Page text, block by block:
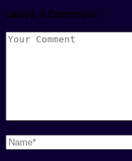
Leave a Comment